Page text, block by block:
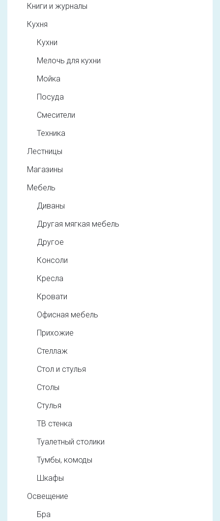
Книги и журналы
Кухня
Кухни
Мелочь для кухни
Мойка
Посуда
Смесители
Техника
Лестницы
Магазины
Мебель
Диваны
Другая мягкая мебель
Другое
Консоли
Кресла
Кровати
Офисная мебель
Прихожие
Стеллаж
Стол и стулья
Столы
Стулья
ТВ стенка
Туалетный столики
Тумбы, комоды
Шкафы
Освещение
Бра